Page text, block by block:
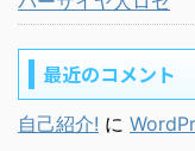
最近のコメント
自己紹介! に